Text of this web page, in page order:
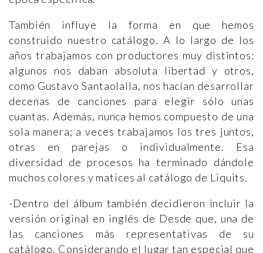
También influye la forma en que hemos
construido nuestro catálogo. A lo largo de los
años trabajamos con productores muy distintos:
algunos nos daban absoluta libertad y otros,
como Gustavo Santaolalla, nos hacían desarrollar
decenas de canciones para elegir sólo unas
cuantas. Además, nunca hemos compuesto de una
sola manera; a veces trabajamos los tres juntos,
otras en parejas o individualmente. Esa
diversidad de procesos ha terminado dándole
muchos colores y matices al catálogo de Liquits.
-Dentro del álbum también decidieron incluir la
versión original en inglés de Desde que, una de
las canciones más representativas de su
catálogo. Considerando el lugar tan especial que